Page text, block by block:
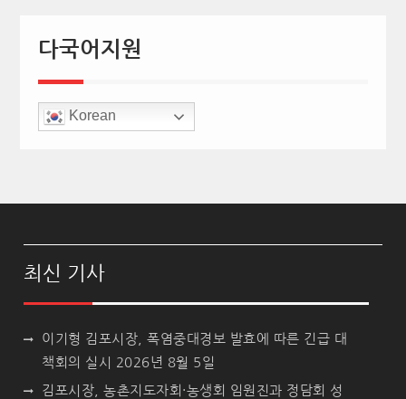
다국어지원
Korean
최신 기사
이기형 김포시장, 폭염중대경보 발효에 따른 긴급 대
책회의 실시
2026년 8월 5일
김포시장, 농촌지도자회·농생회 임원진과 정담회 성